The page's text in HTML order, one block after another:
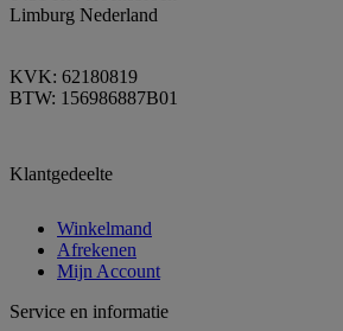
Limburg Nederland
KVK: 62180819
BTW: 156986887B01
Klantgedeelte
Winkelmand
Afrekenen
Mijn Account
Service en informatie